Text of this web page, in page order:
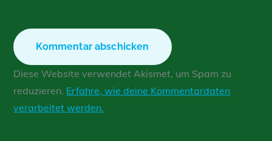
Diese Website verwendet Akismet, um Spam zu
reduzieren. Erfahre, wie deine Kommentardaten
verarbeitet werden.